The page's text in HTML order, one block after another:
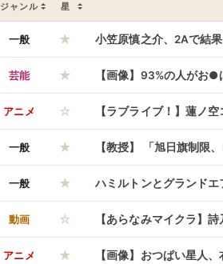
ジャンル 星
一般 ★ 小笠原慎之介、2Aで結
とか、となりますよね」
芸能 ★ 【画像】93%の人がお
がコレｗｗｗｗｗ
アニメ ☆ 【ラブライブ！】蓮ノ
一般 ★ 【教授】 「旭日旗制限
徳教授「歴史を正しく
一般 ★ ハミルトンとグランド
悪かったんだな
動画 ☆ 【あらなみマイクラ】
ると勘違いするみかるん
アニメ ★ 【画像】おつぱい星人